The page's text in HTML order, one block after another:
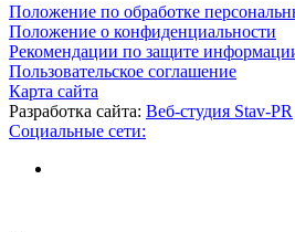
Положение по обработке
Положение о конфиденциальности
Рекомендации по защите
Пользовательское соглашение
Карта сайта
Разработка сайта: Веб-студия Stav-PR
Социальные сети: